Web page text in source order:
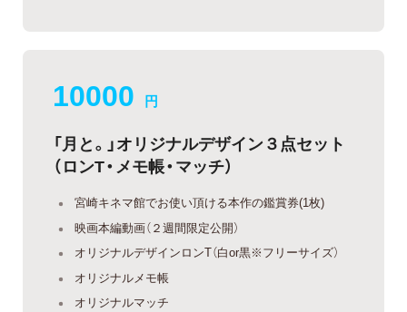
10000 円
「月と。」オリジナルデザイン３点セット
（ロンT・メモ帳・マッチ）
宮崎キネマ館でお使い頂ける本作の鑑賞券(1枚)
映画本編動画（２週間限定公開）
オリジナルデザインロンT（白or黒※フリーサイズ）
オリジナルメモ帳
オリジナルマッチ